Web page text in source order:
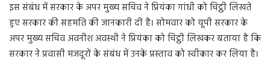
इस संबंध में सरकार के अपर मुख्य सचिव ने प्रियंका गांधी को चिट्ठी लिखते
हुए सरकार की सहमति की जानकारी दी है। सोमवार को यूपी सरकार के
अपर मुख्य सचिव अवनीश अवस्थी ने प्रियंका को चिट्ठी लिखकर बताया है कि
सरकार ने प्रवासी मजदूरों के संबंध में उनके प्रस्ताव को स्वीकार कर लिया है।